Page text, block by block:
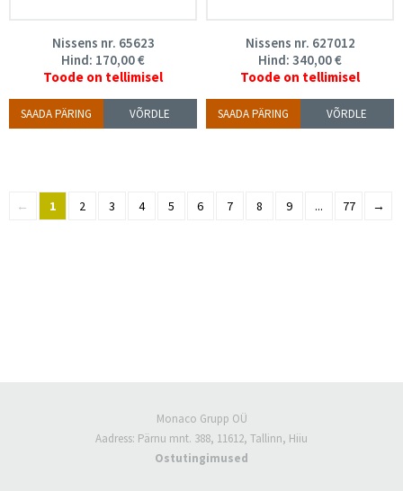
Nissens nr. 65623
Hind: 170,00€
Toode on tellimisel
SAADA PÄRING VÕRDLE
Nissens nr. 627012
Hind: 340,00€
Toode on tellimisel
SAADA PÄRING VÕRDLE
← 1 2 3 4 5 6 7 8 9 ... 77 →
Monaco Grupp OÜ
Aadress: Pärnu mnt. 388, 11612, Tallinn, Hiiu
Ostutingimused